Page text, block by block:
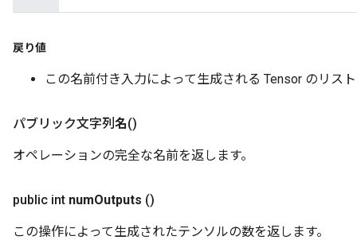
戻り値
この名前付き入力によって生成される Tensor のリス
パブリック文字列名()
オペレーションの完全な名前を返します。
public int numOutputs ()
この操作によって生成されたテンソルの数を返します。